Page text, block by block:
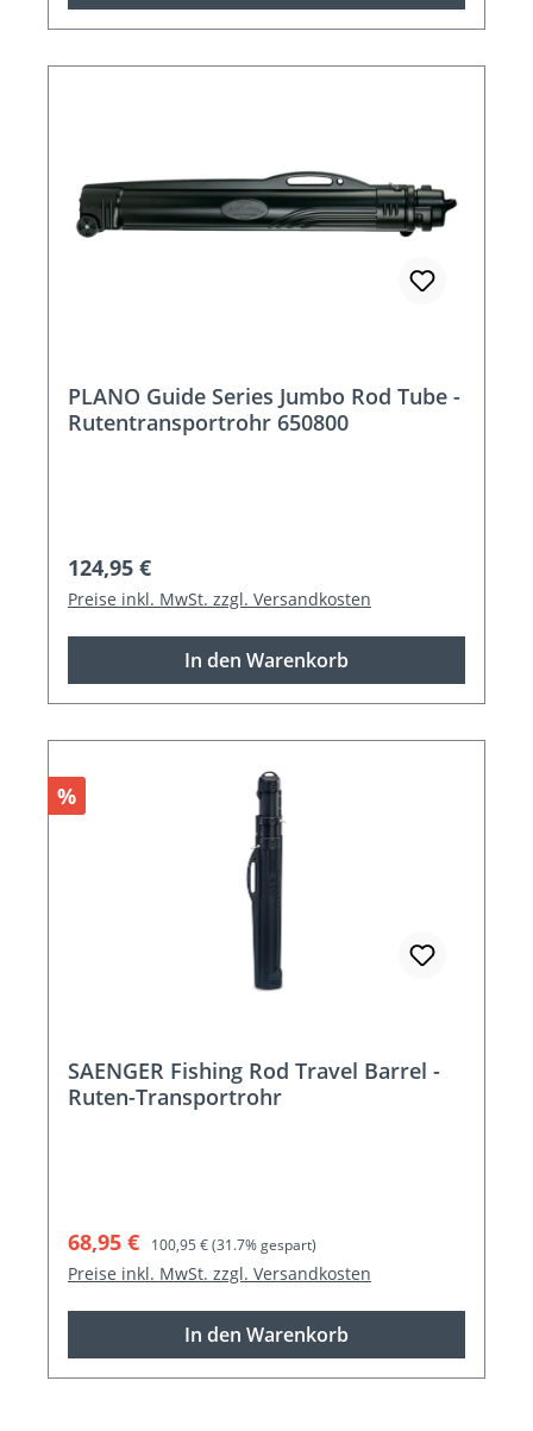
PLANO Guide Series Jumbo Rod Tube -
Rutentransportrohr 650800
Regulärer Preis:
124,95 €
Preise inkl. MwSt. zzgl. Versandkosten
In den Warenkorb
Rabatt
%
SAENGER Fishing Rod Travel Barrel -
Ruten-Transportrohr
Verkaufspreis:
68,95 € Regulärer Preis:
100,95 €(31.7% gespart)
Preise inkl. MwSt. zzgl. Versandkosten
In den Warenkorb